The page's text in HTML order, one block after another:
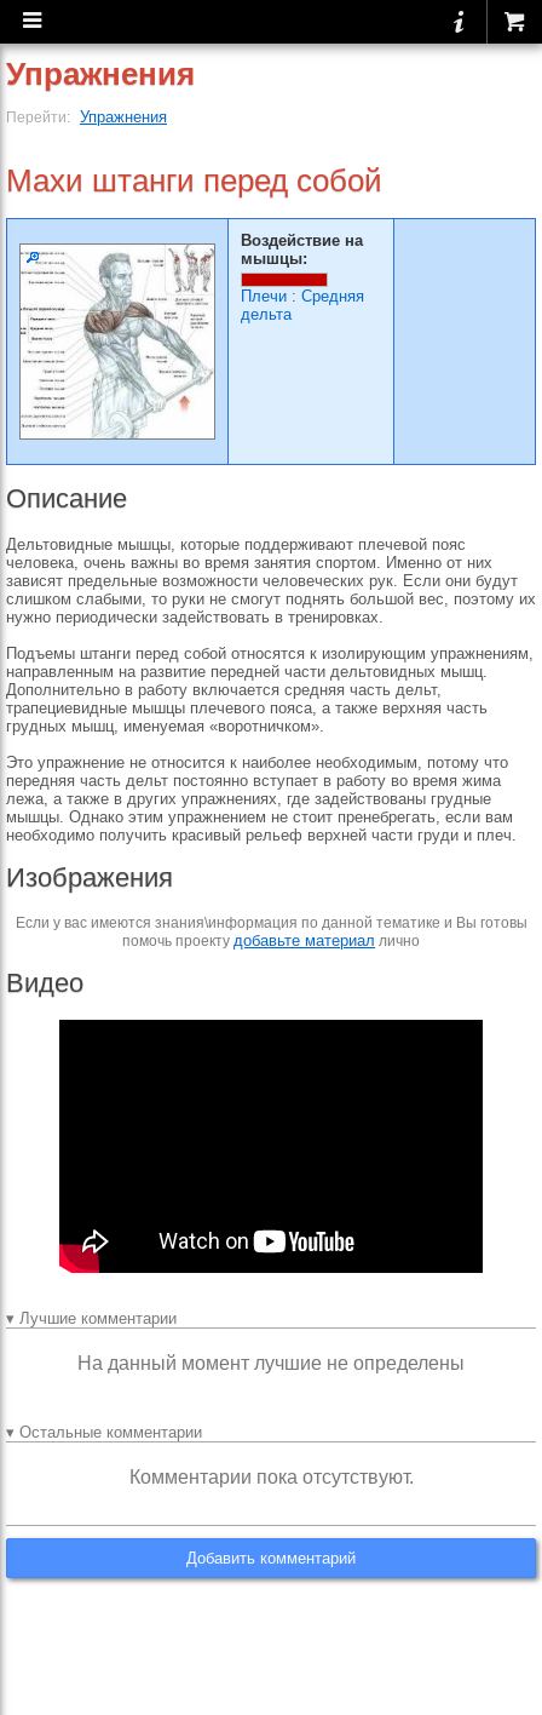
Упражнения
Перейти: Упражнения
Махи штанги перед собой
Воздействие на
мышцы:
Плечи : Средняя
дельта
Описание
Дельтовидные мышцы, которые поддерживают плечевой пояс
человека, очень важны во время занятия спортом. Именно от них
зависят предельные возможности человеческих рук. Если они будут
слишком слабыми, то руки не смогут поднять большой вес, поэтому их
нужно периодически задействовать в тренировках.
Подъемы штанги перед собой относятся к изолирующим упражнениям,
направленным на развитие передней части дельтовидных мышц.
Дополнительно в работу включается средняя часть дельт,
трапециевидные мышцы плечевого пояса, а также верхняя часть
грудных мышц, именуемая «воротничком».
Это упражнение не относится к наиболее необходимым, потому что
передняя часть дельт постоянно вступает в работу во время жима
лежа, а также в других упражнениях, где задействованы грудные
мышцы. Однако этим упражнением не стоит пренебрегать, если вам
необходимо получить красивый рельеф верхней части груди и плеч.
Изображения
Если у вас имеются знания\информация по данной тематике и Вы готовы
помочь проекту добавьте материал лично
Видео
▾ Лучшие комментарии
На данный момент лучшие не определены
▾ Остальные комментарии
Комментарии пока отсутствуют.
Добавить комментарий